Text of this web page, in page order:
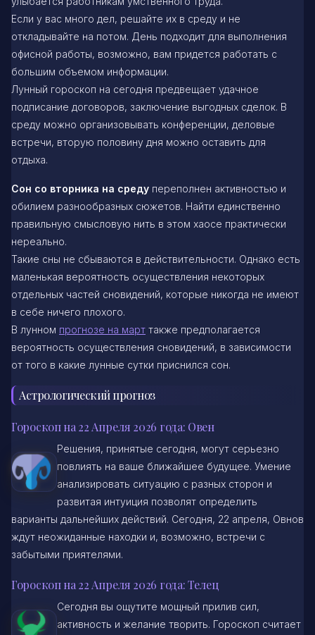
Если у вас много дел, решайте их в среду и не
откладывайте на потом. День подходит для выполнения
офисной работы, возможно, вам придется работать с
большим объемом информации.
Лунный гороскоп на сегодня предвещает удачное
подписание договоров, заключение выгодных сделок. В
среду можно организовывать конференции, деловые
встречи, вторую половину дня можно оставить для
отдыха.
Сон со вторника на среду переполнен активностью и
обилием разнообразных сюжетов. Найти единственно
правильную смысловую нить в этом хаосе практически
нереально.
Такие сны не сбываются в действительности. Однако есть
маленькая вероятность осуществления некоторых
отдельных частей сновидений, которые никогда не имеют
в себе ничего плохого.
В лунном прогнозе на март также предполагается
вероятность осуществления сновидений, в зависимости
от того в какие лунные сутки приснился сон.
Астрологический прогноз
Гороскоп на 22 Апреля 2026 года: Овен
Решения, принятые сегодня, могут серьезно
повлиять на ваше ближайшее будущее. Умение
анализировать ситуацию с разных сторон и
развитая интуиция позволят определить
варианты дальнейших действий. Сегодня, 22 апреля, Овнов
ждут неожиданные находки и, возможно, встречи с
забытыми приятелями.
Гороскоп на 22 Апреля 2026 года: Телец
Сегодня вы ощутите мощный прилив сил,
активность и желание творить. Гороскоп считает